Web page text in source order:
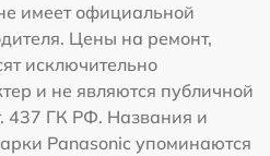
имеет официальной
Цены на ремонт,
исключительно
и не являются публичной
437 ГК РФ. Названия и
Panasonic упоминаются